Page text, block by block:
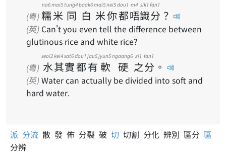
(粵) 糯
no6
米
mai5
同
tung4
白
baak6
米
mai5
你
nei5
都
dou1
唔
m4
識
sik1
分
fan1
？
(英) Can't you even tell the difference between
glutinous rice and white rice?
(粵) 水
seoi2
其
kei4
實
sat6
都
dou1
有
jau5
軟
jyun5
硬
ngaang6
之
zi1
分
fan1
。
(英) Water can actually be divided into soft and
hard water.
派 分流 散 發 佈 分裂 破 切 切割 分化 辨別 區分 區
分辨